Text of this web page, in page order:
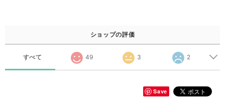
ショップの評価
すべて 49 3 2
Save